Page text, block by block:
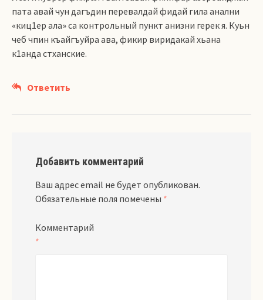
пата авай чун дагъдин перевалдай фидай гила анални
«киц1ер ала» са контрольный пункт анизни герек я. Куьн
чеб чпин къайгъуйра ава, фикир виридакай хьана
к1анда стханские.
Ответить
Добавить комментарий
Ваш адрес email не будет опубликован.
Обязательные поля помечены *
Комментарий
*